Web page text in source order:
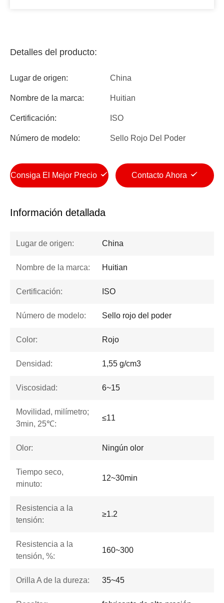
Detalles del producto:
Lugar de origen: China
Nombre de la marca: Huitian
Certificación: ISO
Número de modelo: Sello Rojo Del Poder
Consiga El Mejor Precio Contacto Ahora
Información detallada
Lugar de origen: China
Nombre de la marca: Huitian
Certificación: ISO
Número de modelo: Sello rojo del poder
Color: Rojo
Densidad: 1,55 g/cm3
Viscosidad: 6~15
Movilidad, milímetro;
3min, 25℃:
≤11
Olor: Ningún olor
Tiempo seco,
minuto:
12~30min
Resistencia a la
tensión:
≥1.2
Resistencia a la
tensión, %:
160~300
Orilla A de la dureza: 35~45